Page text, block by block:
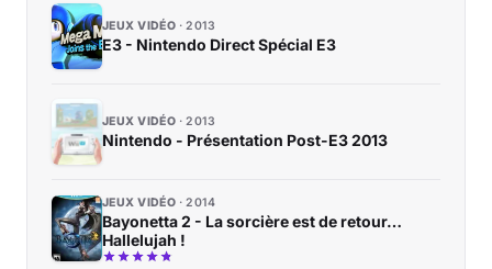
JEUX VIDÉO 2013
E3 - Nintendo Direct Spécial E3
JEUX VIDÉO 2013
Nintendo - Présentation Post-E3 2013
JEUX VIDÉO 2014
Bayonetta 2 - La sorcière est de retour…
Hallelujah !